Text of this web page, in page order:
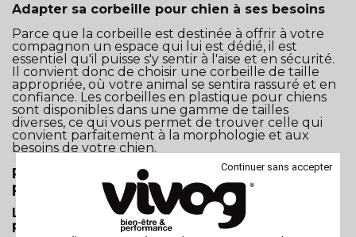
Adapter sa corbeille pour chien à ses besoins
Parce que la corbeille est destinée à offrir à votre
compagnon un espace qui lui est dédié, il est
essentiel qu'il puisse s'y sentir à l'aise et en sécurité.
Il convient donc de choisir une corbeille de taille
appropriée, où votre animal se sentira rassuré et en
confiance. Les corbeilles en plastique pour chiens
sont disponibles dans une gamme de tailles
diverses, ce qui vous permet de trouver celle qui
convient parfaitement à la morphologie et aux
besoins de votre chien.
Pourquoi les corbeilles en plastique sont
privilégiées par les éleveurs canins ?
Les avantages pratiques des corbeilles en
plastique pour chien
Continuer sans accepter